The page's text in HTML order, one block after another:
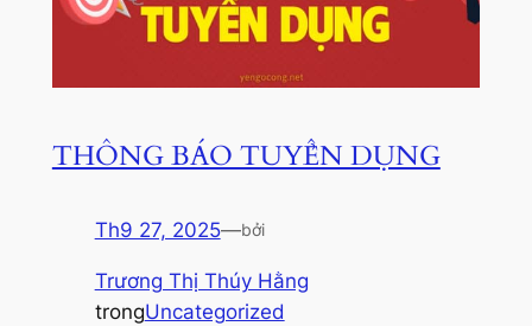
THÔNG BÁO TUYỂN DỤNG
Th9 27, 2025—bởi
Trương Thị Thúy Hằng
trongUncategorized